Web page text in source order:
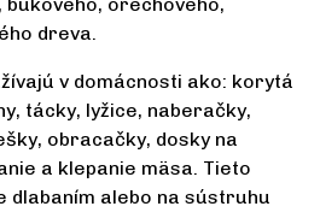
dreva.
v domácnosti ako: korytá
tácky, lyžice, naberačky,
obracačky, dosky na
a klepanie mäsa. Tieto
dlabaním alebo na sústruhu